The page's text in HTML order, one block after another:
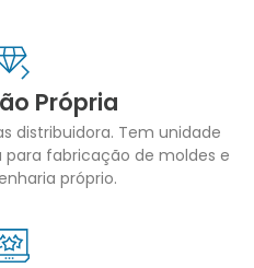
Própria
distribuidora. Tem unidade
fabricação de moldes e
próprio.